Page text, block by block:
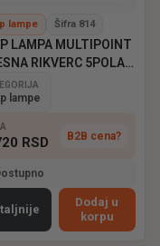
lampe Šifra 814
LAMPA MULTIPOINT
RIKVERC 5POLA
lampe
RSD B2B cena?
Dodaj u
korpu